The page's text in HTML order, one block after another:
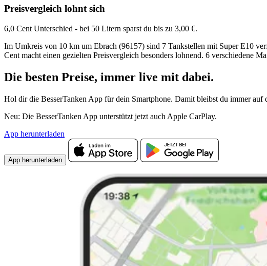
Preisvergleich lohnt sich
6,0 Cent Unterschied - bei 50 Litern sparst du bis zu 3,00 €.
Im Umkreis von 10 km um Ebrach (96157) sind 7 Tankstellen mit Super E10
Cent macht einen gezielten Preisvergleich besonders lohnend. 6 verschiedene
Die besten Preise, immer live mit dabei.
Hol dir die BesserTanken App für dein Smartphone. Damit bleibst du immer
Neu: Die BesserTanken App unterstützt jetzt auch Apple CarPlay.
App herunterladen
App herunterladen